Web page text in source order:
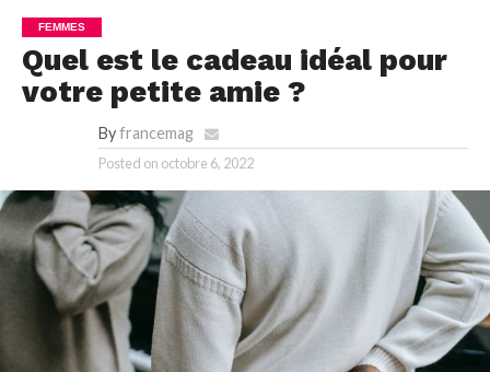
FEMMES
Quel est le cadeau idéal pour
votre petite amie ?
By francemag
Posted on octobre 6, 2022